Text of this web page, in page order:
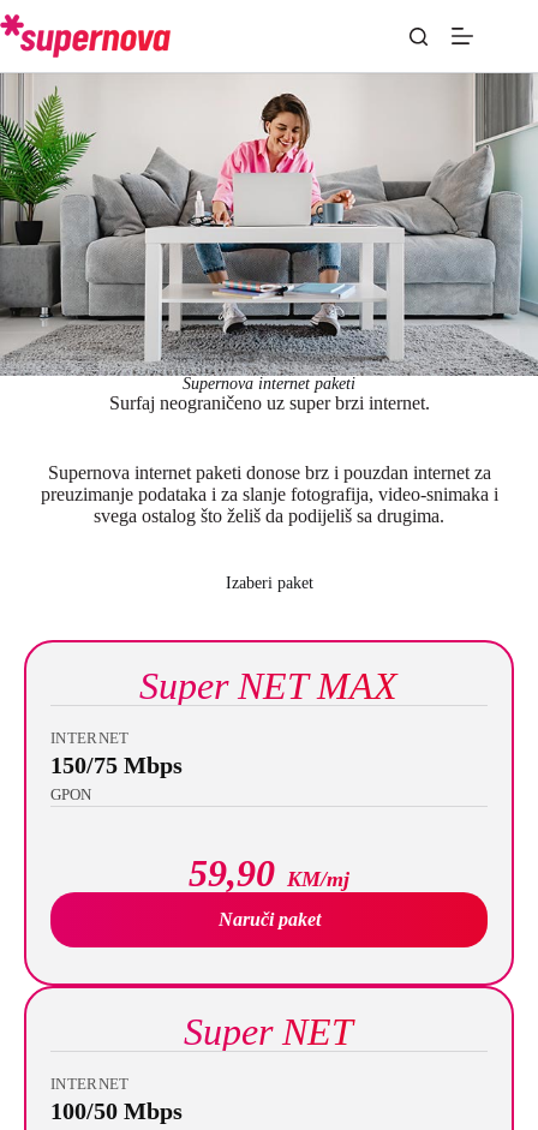
Supernova internet paketi
Surfaj neograničeno uz super brzi internet.
Supernova internet paketi donose brz i pouzdan internet za
preuzimanje podataka i za slanje fotografija, video-snimaka i
svega ostalog što želiš da podijeliš sa drugima.
Izaberi paket
Super NET MAX
INTERNET
150/75 Mbps
GPON
59,90 KM/mj
Naruči paket
Super NET
INTERNET
100/50 Mbps